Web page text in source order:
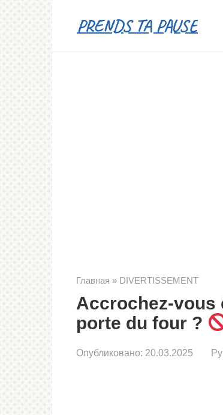
PRENDS TA PAUSE
Главная » DIVERTISSEMENT
Accrochez-vous
porte du four ?
Опубликовано: 20.03.2025